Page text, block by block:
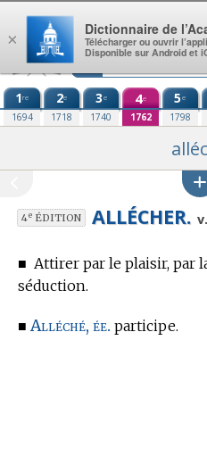
Aller au contenu
1re
1694
2e
1718
3e
1740
4e
1762
5e
1798
4eÉDITION ALLÉCHER.
■ Attirer par le plaisir, par
séduction.
■Alléché, ée. participe.
×
Dictionnaire de
Télécharger ou ouvrir
Disponible sur Android et